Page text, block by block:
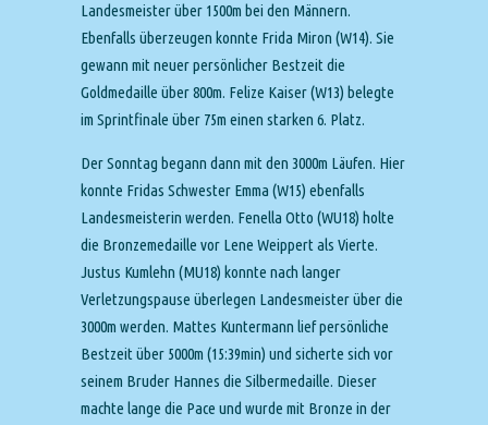
Landesmeister über 1500m bei den Männern.
Ebenfalls überzeugen konnte Frida Miron (W14). Sie
gewann mit neuer persönlicher Bestzeit die
Goldmedaille über 800m. Felize Kaiser (W13) belegte
im Sprintfinale über 75m einen starken 6. Platz.
Der Sonntag begann dann mit den 3000m Läufen. Hier
konnte Fridas Schwester Emma (W15) ebenfalls
Landesmeisterin werden. Fenella Otto (WU18) holte
die Bronzemedaille vor Lene Weippert als Vierte.
Justus Kumlehn (MU18) konnte nach langer
Verletzungspause überlegen Landesmeister über die
3000m werden. Mattes Kuntermann lief persönliche
Bestzeit über 5000m (15:39min) und sicherte sich vor
seinem Bruder Hannes die Silbermedaille. Dieser
machte lange die Pace und wurde mit Bronze in der